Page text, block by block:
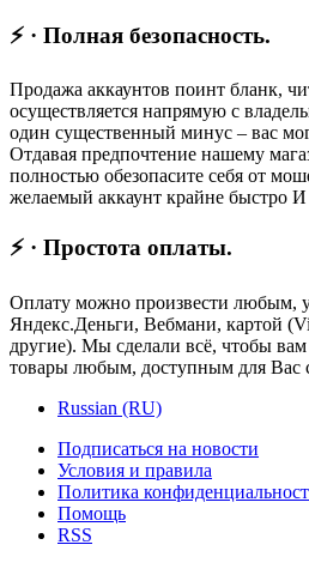
⚡ · Полная безопасность.
Продажа аккаунтов поинт бланк,
осуществляется напрямую с
один существенный минус – вас
Отдавая предпочтение нашему
полностью обезопасите себя от
желаемый аккаунт крайне
⚡ · Простота оплаты.
Оплату можно произвести любым,
Яндекс.Деньги, Вебмани, картой
другие). Мы сделали всё, чтобы
товары любым, доступным для Вас
Russian (RU)
Подписаться на новости
Условия и правила
Политика
Помощь
RSS